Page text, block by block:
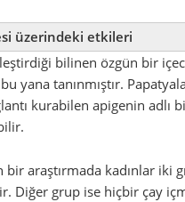
üzerindeki etkileri
bilinen özgün bir
yana tanınmıştır.
kurabilen apigenin adlı
araştırmada kadınlar
Diğer grup ise hiçbir çay